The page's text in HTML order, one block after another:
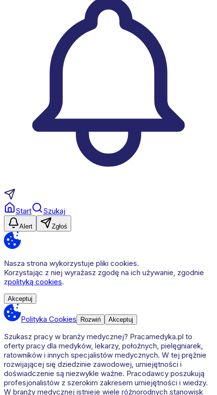
Start Szukaj
Alert Zgłoś
Nasza strona wykorzystuje pliki cookies.
Korzystając z niej wyrażasz zgodę na ich używanie, zgodnie
zpolityką cookies.
Akceptuj
Polityka Cookies Rozwiń Akceptuj
Szukasz pracy w branży medycznej? Pracamedyka.pl to
oferty pracy dla medyków, lekarzy, położnych, pielęgniarek,
ratowników i innych specjalistów medycznych. W tej prężnie
rozwijającej się dziedzinie zawodowej, umiejętności i
doświadczenie są niezwykle ważne. Pracodawcy poszukują
profesjonalistów z szerokim zakresem umiejętności i wiedzy.
W branży medycznej istnieje wiele różnorodnych stanowisk